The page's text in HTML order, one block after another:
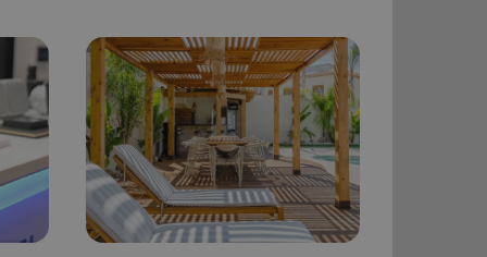
session uživatele
mohl sledovat
Neobsahuje